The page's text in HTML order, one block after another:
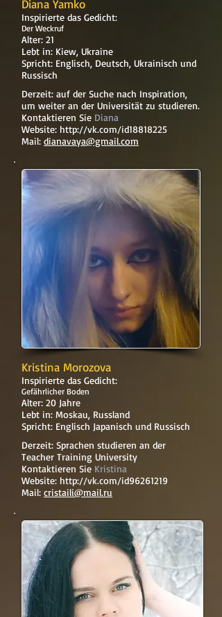
Diana Yamko
Inspirierte das Gedicht:
Der Weckruf
Alter: 21
Lebt in: Kiew, Ukraine
Spricht: Englisch, Deutsch, Ukrainisch und
Russisch
Derzeit: auf der Suche nach Inspiration,
um weiter an der Universität zu studieren.
Kontaktieren Sie Diana
Website: http://vk.com/id18818225
Mail: dianavaya@gmail.com
Kristina Morozova
Inspirierte das Gedicht:
Gefährlicher Boden
Alter: 20 Jahre
Lebt in: Moskau, Russland
Spricht: Englisch Japanisch und Russisch
Derzeit: Sprachen studieren an der
Teacher Training University
Kontaktieren Sie Kristina
Website: http://vk.com/id96261219
Mail: cristaili@mail.ru